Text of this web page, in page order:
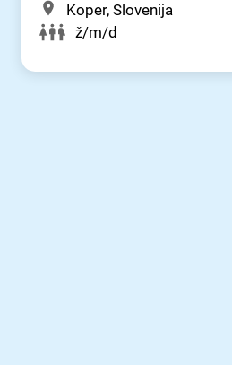
Koper, Slovenija
ž/m/d